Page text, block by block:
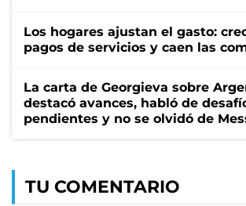
Los hogares ajustan el gasto:
pagos de servicios y caen las
La carta de Georgieva sobre
destacó avances, habló de
pendientes y no se olvidó de
TU COMENTARIO